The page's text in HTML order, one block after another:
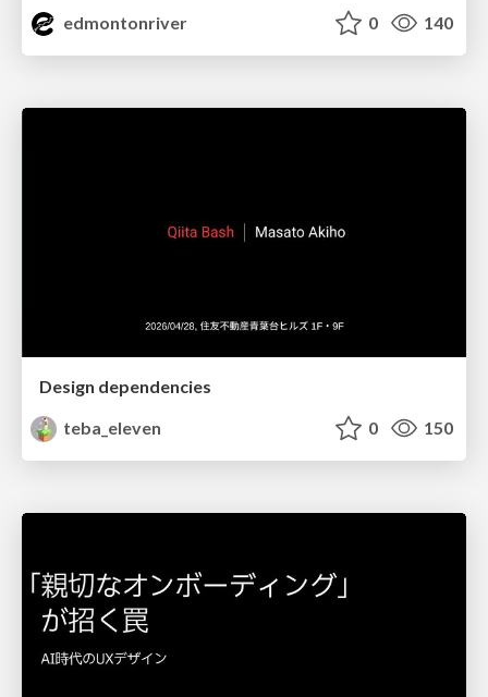
edmontonriver
0 140
Design dependencies
teba_eleven
0 150